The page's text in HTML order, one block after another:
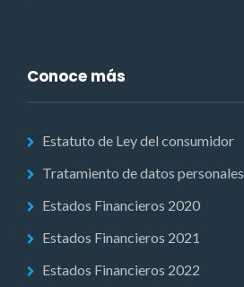
Conoce más
Estatuto de Ley del consumidor
Tratamiento de datos personales
Estados Financieros 2020
Estados Financieros 2021
Estados Financieros 2022